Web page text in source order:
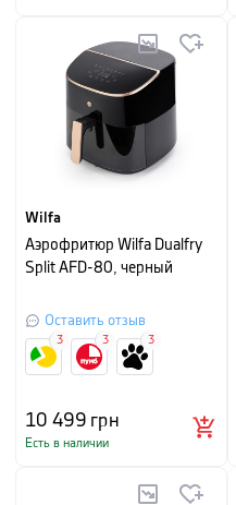
Wilfa
Аэрофритюр Wilfa Dualfry
Split AFD-80, черный
Оставить отзыв
10 499грн
Есть в наличии
3 3 3